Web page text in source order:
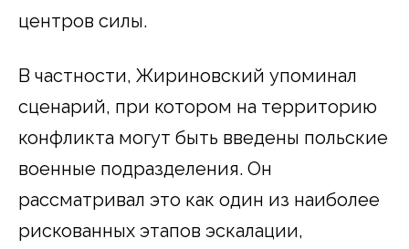
центров силы.
В частности, Жириновский упоминал
сценарий, при котором на территорию
конфликта могут быть введены польские
военные подразделения. Он
рассматривал это как один из наиболее
рискованных этапов эскалации,